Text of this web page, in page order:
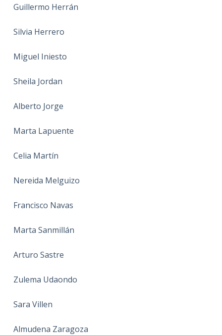
Guillermo Herrán
Silvia Herrero
Miguel Iniesto
Sheila Jordan
Alberto Jorge
Marta Lapuente
Celia Martín
Nereida Melguizo
Francisco Navas
Marta Sanmillán
Arturo Sastre
Zulema Udaondo
Sara Villen
Almudena Zaragoza